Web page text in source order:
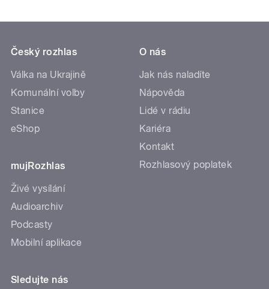
Český rozhlas
Válka na Ukrajině
Komunální volby
Stanice
eShop
mujRozhlas
Živé vysílání
Audioarchiv
Podcasty
Mobilní aplikace
O nás
Jak nás naladíte
Nápověda
Lidé v rádiu
Kariéra
Kontakt
Rozhlasový poplatek
Sledujte nás